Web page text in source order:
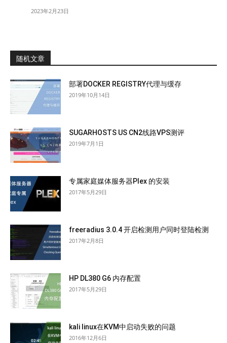
2023年2月23日
随机文章
部署DOCKER REGISTRY代理与缓存
2019年10月14日
SUGARHOSTS US CN2线路VPS测评
2019年7月1日
专属家庭媒体服务器Plex 的安装
2017年5月29日
freeradius 3.0.4 开启检测用户同时登陆检测
2017年2月8日
HP DL380 G6 内存配置
2017年5月29日
kali linux在KVM中启动失败的问题
2016年12月6日